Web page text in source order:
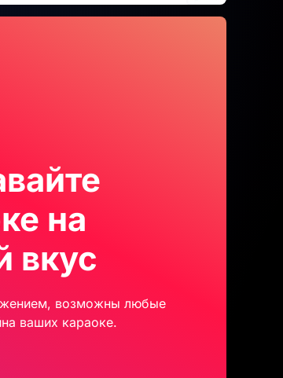
на
вкус
возможны любые
ваших караоке.